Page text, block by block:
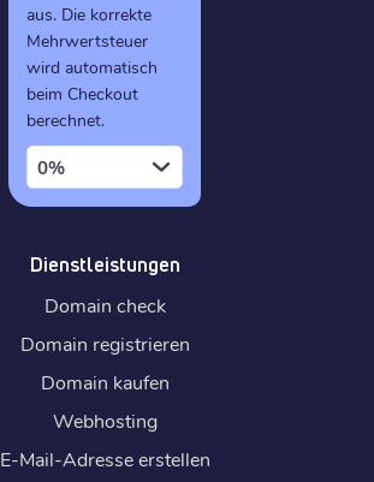
aus. Die korrekte
Mehrwertsteuer
wird automatisch
beim Checkout
berechnet.
0%
Dienstleistungen
Domain check
Domain registrieren
Domain kaufen
Webhosting
E-Mail-Adresse erstellen